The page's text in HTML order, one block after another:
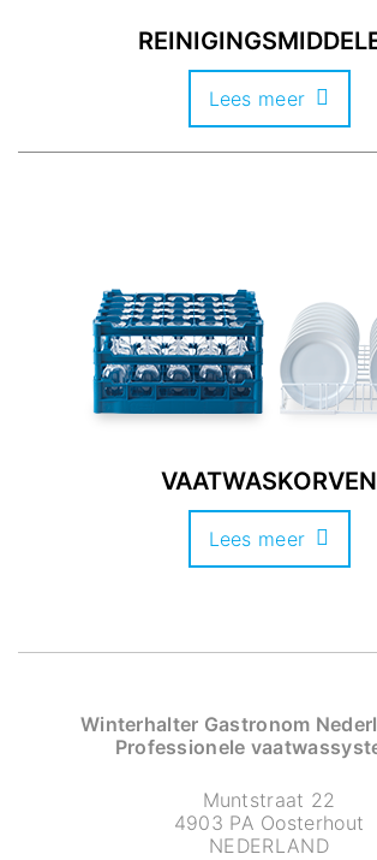
Lees meer
VAATWASKORVEN
Lees meer
Winterhalter Gastronom
Professionele
Muntstraat 22
4903 PA Oosterhout
NEDERLAND